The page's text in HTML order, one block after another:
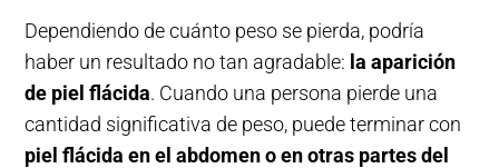
Dependiendo de cuánto peso se pierda, podría
haber un resultado no tan agradable: la aparición
de piel flácida. Cuando una persona pierde una
cantidad significativa de peso, puede terminar con
piel flácida en el abdomen o en otras partes del